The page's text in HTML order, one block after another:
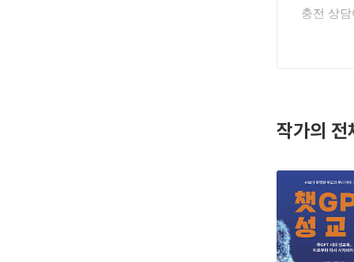
충전 상
가 훈련
<아이젠
성교육 콘
화와 우
해 임하
작가의 전